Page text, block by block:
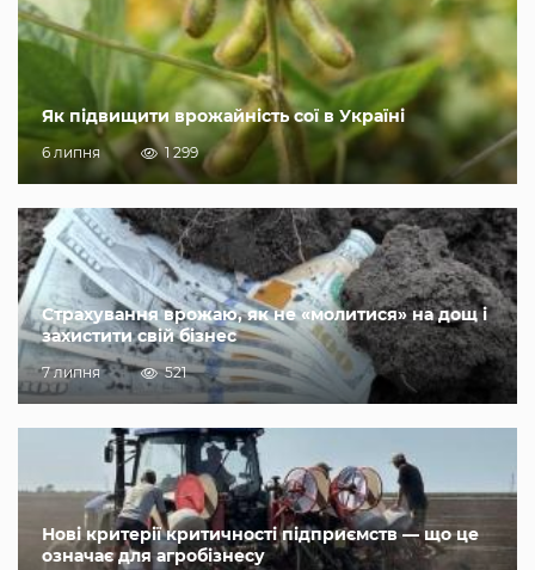
Як підвищити врожайність сої в Україні
6 липня 1 299
Страхування врожаю, як не «молитися» на дощ і
захистити свій бізнес
7 липня 521
Нові критерії критичності підприємств — що це
означає для агробізнесу